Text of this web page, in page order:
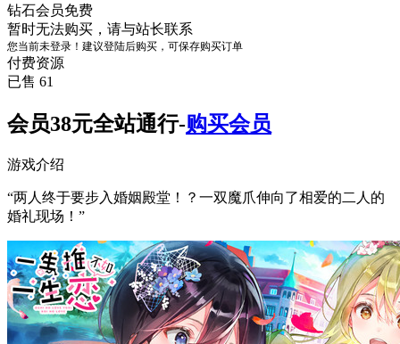
钻石会员免费
暂时无法购买，请与站长联系
您当前未登录！建议登陆后购买，可保存购买订单
付费资源
已售 61
会员38元全站通行-购买会员
游戏介绍
“两人终于要步入婚姻殿堂！？一双魔爪伸向了相爱的二人的
婚礼现场！”